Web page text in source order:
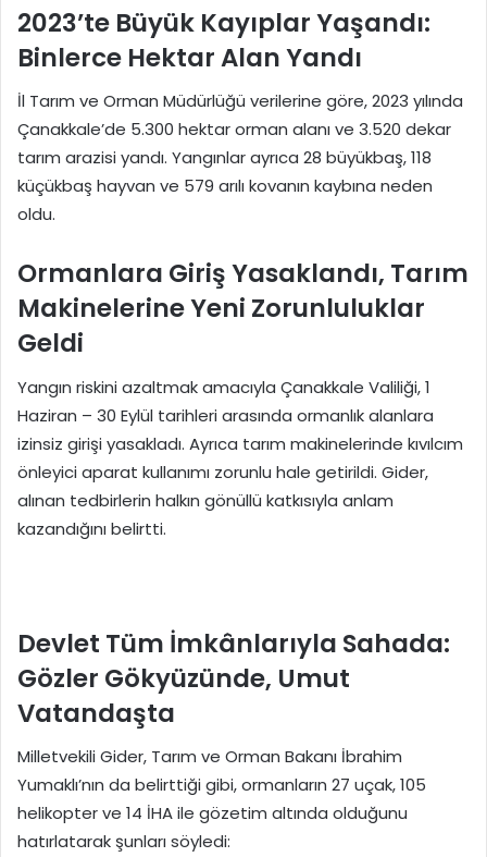
2023’te Büyük Kayıplar Yaşandı:
Binlerce Hektar Alan Yandı
İl Tarım ve Orman Müdürlüğü verilerine göre, 2023 yılında
Çanakkale’de 5.300 hektar orman alanı ve 3.520 dekar
tarım arazisi yandı. Yangınlar ayrıca 28 büyükbaş, 118
küçükbaş hayvan ve 579 arılı kovanın kaybına neden
oldu.
Ormanlara Giriş Yasaklandı, Tarım
Makinelerine Yeni Zorunluluklar
Geldi
Yangın riskini azaltmak amacıyla Çanakkale Valiliği, 1
Haziran – 30 Eylül tarihleri arasında ormanlık alanlara
izinsiz girişi yasakladı. Ayrıca tarım makinelerinde kıvılcım
önleyici aparat kullanımı zorunlu hale getirildi. Gider,
alınan tedbirlerin halkın gönüllü katkısıyla anlam
kazandığını belirtti.
Devlet Tüm İmkânlarıyla Sahada:
Gözler Gökyüzünde, Umut
Vatandaşta
Milletvekili Gider, Tarım ve Orman Bakanı İbrahim
Yumaklı’nın da belirttiği gibi, ormanların 27 uçak, 105
helikopter ve 14 İHA ile gözetim altında olduğunu
hatırlatarak şunları söyledi: